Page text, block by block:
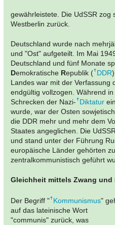
gewährleistete. Die UdSSR zog
Westberlin zurück.
Deutschland wurde nach
und "Ost" aufgeteilt. Im Mai
Deutschland und fünf Monate
Demokratische Republik ( DDR
Landes war mit der Verfassung
endgültig vollzogen. Während
Schrecken der Nazi- Diktatur
wurde, war der Osten
die DDR mehr und mehr dem
Staates angeglichen. Die
und stand unter der Führung
europäische Länder gehörten
zentralkommunistisch geführt
Gleichheit mittels Zwang und
Der Begriff " Kommunismus"
auf das lateinische Wort
"communis" zurück, was